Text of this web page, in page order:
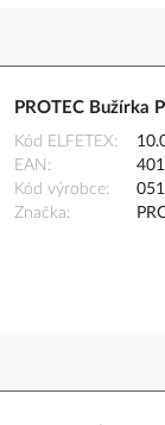
PROTEC Bužírka
Kód ELFETEX
EAN
Kód výrobce
Značka